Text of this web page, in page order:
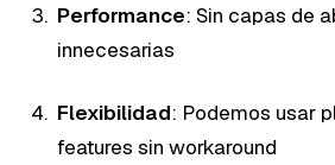
Performance: Sin capas de
innecesarias
Flexibilidad: Podemos usar
features sin workaround